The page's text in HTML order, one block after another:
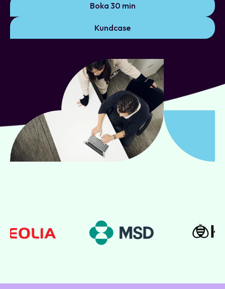
Boka 30 min
Kundcase